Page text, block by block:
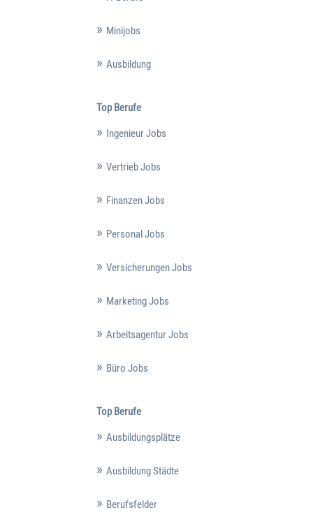
Minijobs
Ausbildung
Top Berufe
Ingenieur Jobs
Vertrieb Jobs
Finanzen Jobs
Personal Jobs
Versicherungen Jobs
Marketing Jobs
Arbeitsagentur Jobs
Büro Jobs
Top Berufe
Ausbildungsplätze
Ausbildung Städte
Berufsfelder